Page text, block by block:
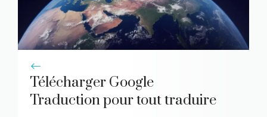
Télécharger Google
Traduction pour tout traduire